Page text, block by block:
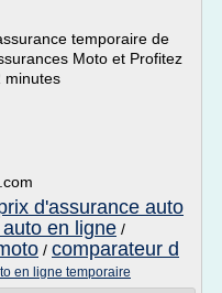
temporaire de
Moto et Profitez
minutes
d'assurance auto
en ligne /
/ comparateur d
en ligne temporaire